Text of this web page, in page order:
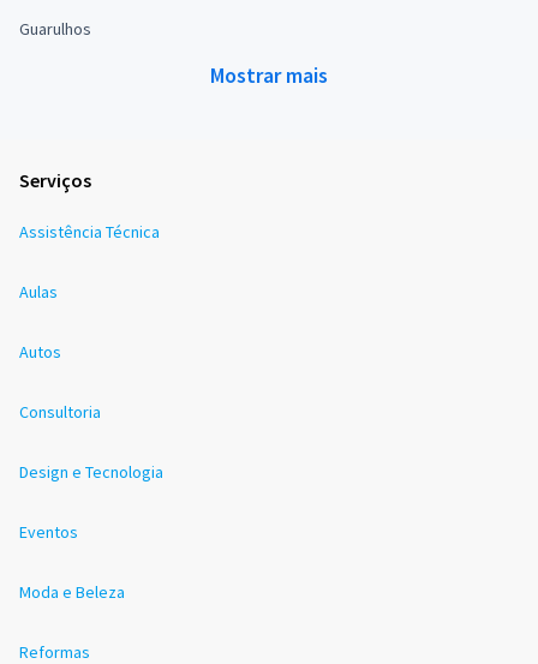
Guarulhos
Mostrar mais
Serviços
Assistência Técnica
Aulas
Autos
Consultoria
Design e Tecnologia
Eventos
Moda e Beleza
Reformas